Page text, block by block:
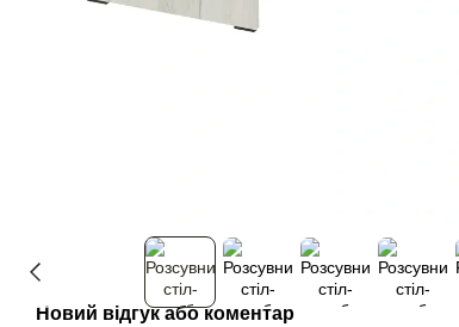
Новий відгук або коментар